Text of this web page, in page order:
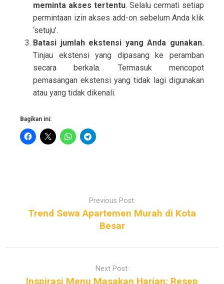
meminta akses tertentu. Selalu cermati setiap
permintaan izin akses add-on sebelum Anda klik
‘setuju’.
Batasi jumlah ekstensi yang Anda gunakan.
Tinjau ekstensi yang dipasang ke peramban
secara berkala. Termasuk mencopot
pemasangan ekstensi yang tidak lagi digunakan
atau yang tidak dikenali.
Bagikan ini:
a
Previous Post:
Trend Sewa Apartemen Murah di Kota
Besar
Next Post:
Inspirasi Menu Masakan Harian: Resep